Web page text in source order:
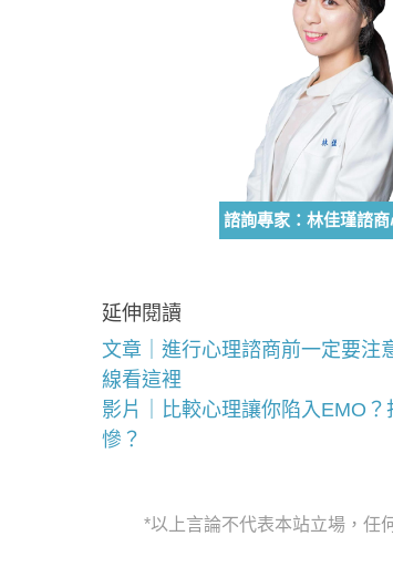
諮詢專家：林佳瑾諮
延伸閱讀
文章｜進行心理諮商前一定要注
線看這裡
影片｜比較心理讓你陷入EMO
慘？
*以上言論不代表本站立場，任